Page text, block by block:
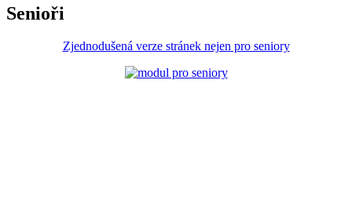
Senioři
Zjednodušená verze stránek nejen pro seniory